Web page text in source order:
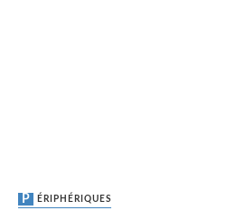
PÉRIPHÉRIQUES